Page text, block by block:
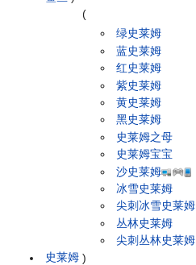
史莱姆
(
绿史莱姆
蓝史莱姆
红史莱姆
紫史莱姆
黄史莱姆
黑史莱姆
史莱姆之母
史莱姆宝宝
沙史莱姆
冰雪史莱姆
尖刺冰雪史莱姆
丛林史莱姆
尖刺丛林史莱姆
)